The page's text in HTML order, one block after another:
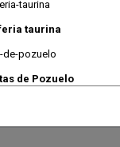
taurina
de Pozuelo